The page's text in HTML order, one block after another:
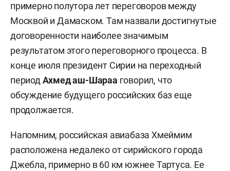
примерно полутора лет переговоров между
Москвой и Дамаском. Там назвали достигнутые
договоренности наиболее значимым
результатом этого переговорного процесса. В
конце июля президент Сирии на переходный
периодАхмед аш-Шараа говорил, что
обсуждение будущего российских баз еще
продолжается.
Напомним, российская авиабаза Хмеймим
расположена недалеко от сирийского города
Джебла, примерно в 60 км южнее Тартуса. Ее